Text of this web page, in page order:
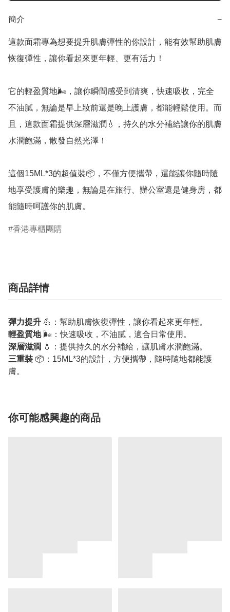
簡介 −
這款面霜專為想要提升肌膚彈性的你設計，能有效幫助肌膚
恢復彈性，讓你看起來更年輕、更有活力！
它的輕盈質地🌬️，讓你瞬間感受到清爽，快速吸收，完全
不油膩，無論是早上妝前還是晚上護膚，都能輕鬆使用。而
且，這款面霜提供深層滋潤💧，持久的水分補給讓你的肌膚
水潤飽滿，散發自然光澤！
這個15ML*3的超值裝📦，不僅方便攜帶，還能讓你隨時隨
地享受護膚的樂趣，無論是在旅行、辦公室還是健身房，都
能隨時呵護你的肌膚。
香港專櫃團購
商品詳情
彈力提升 💪：幫助肌膚恢復彈性，讓你看起來更年輕。
輕盈質地🌬️：快速吸收，不油膩，適合日常使用。
深層滋潤 💧：提供持久的水分補給，讓肌膚水潤飽滿。
三重裝 📦：15ML*3的設計，方便攜帶，隨時隨地都能護
膚。
你可能感興趣的商品